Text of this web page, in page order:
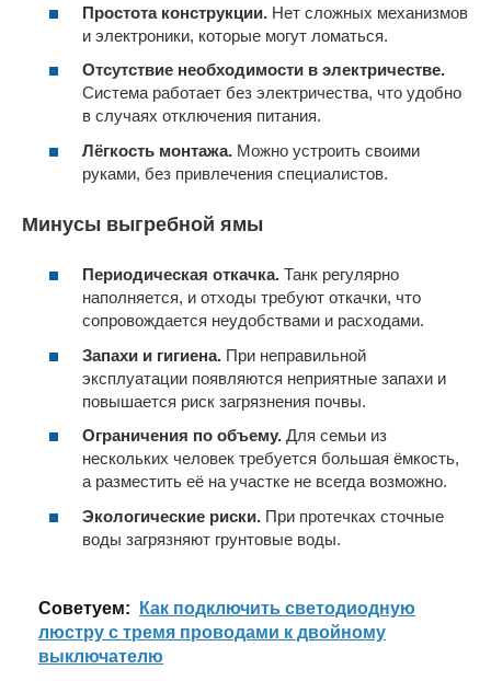
Простота конструкции. Нет сложных механизмов
и электроники, которые могут ломаться.
Отсутствие необходимости в электричестве.
Система работает без электричества, что удобно
в случаях отключения питания.
Лёгкость монтажа. Можно устроить своими
руками, без привлечения специалистов.
Минусы выгребной ямы
Периодическая откачка. Танк регулярно
наполняется, и отходы требуют откачки, что
сопровождается неудобствами и расходами.
Запахи и гигиена. При неправильной
эксплуатации появляются неприятные запахи и
повышается риск загрязнения почвы.
Ограничения по объему. Для семьи из
нескольких человек требуется большая ёмкость,
а разместить её на участке не всегда возможно.
Экологические риски. При протечках сточные
воды загрязняют грунтовые воды.
Cоветуем:
Как подключить светодиодную
люстру с тремя проводами к двойному
выключателю